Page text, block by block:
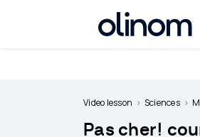
Video lesson Sciences
Pas cher!
Cookies management panel